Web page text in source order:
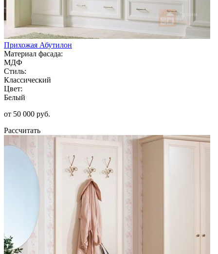
Прихожая Абутилон
Материал фасада:
МДФ
Стиль:
Классический
Цвет:
Белый
от 50 000 руб.
Рассчитать